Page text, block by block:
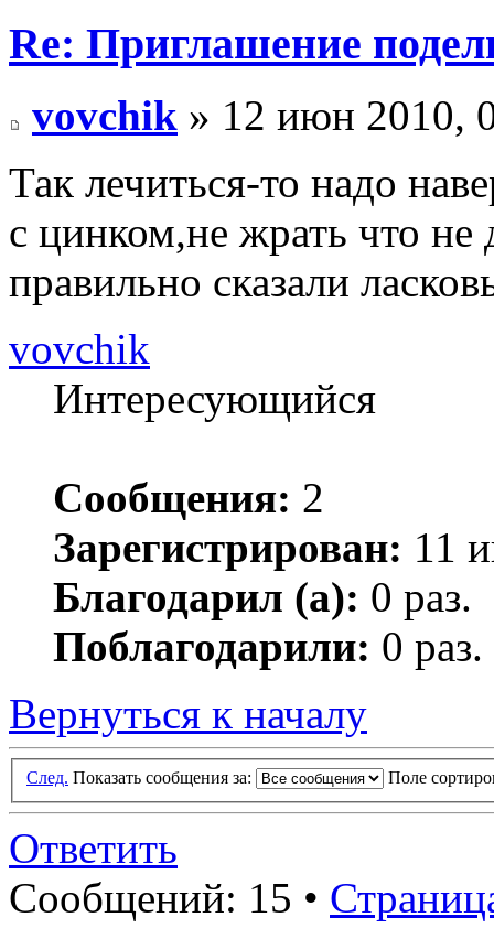
Re: Приглашение
vovchik » 12 июн 2010,
Так лечиться-то надо
с цинком,не жрать что не
правильно сказали
vovchik
Интересующийся
Сообщения: 2
Зарегистрирован: 11
Благодарил (а): 0 раз.
Поблагодарили: 0 раз.
Вернуться к началу
След. Показать сообщения за: Поле
Ответить
Сообщений: 15 •